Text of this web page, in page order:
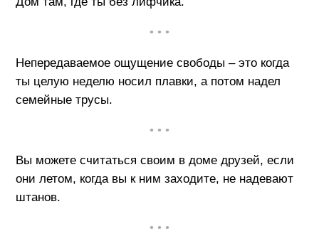
• • •
Непередаваемое ощущение свободы – это когда
ты целую неделю носил плавки, а потом надел
семейные трусы.
• • •
Вы можете считаться своим в доме друзей, если
они летом, когда вы к ним заходите, не надевают
штанов.
• • •